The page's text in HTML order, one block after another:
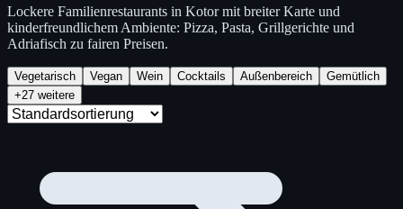
Lockere Familienrestaurants in Kotor mit breiter Karte und
kinderfreundlichem Ambiente: Pizza, Pasta, Grillgerichte und
Adriafisch zu fairen Preisen.
Vegetarisch Vegan Wein Cocktails Außenbereich
Gemütlich
+27 weitere